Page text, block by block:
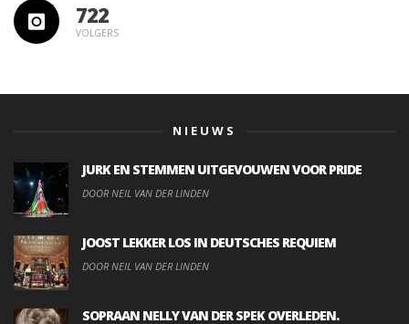
722
VOLGERS
NIEUWS
JURK EN STEMMEN UITGEVOUWEN VOOR PRIDE
DOOR NEIL VAN DER LINDEN
JOOST LEKKER LOS IN DEUTSCHES REQUIEM
DOOR NEIL VAN DER LINDEN
SOPRAAN NELLY VAN DER SPEK OVERLEDEN.